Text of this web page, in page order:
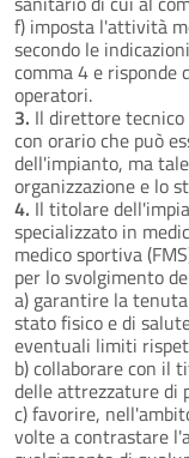
f) imposta l'attività
secondo le
comma 4 e risponde
operatori.
3. Il direttore tecnico
con orario che può
dell'impianto, ma
organizzazione e lo
4. Il titolare
specializzato in
medico sportiva
per lo svolgimento
a) garantire la
stato fisico e di
eventuali limiti
b) collaborare con il
delle attrezzature di
c) favorire,
volte a contrastare